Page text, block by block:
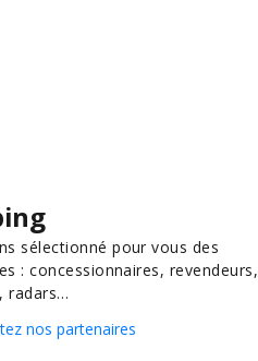
sélectionné pour vous des
: concessionnaires, revendeurs,
radars…
nos partenaires